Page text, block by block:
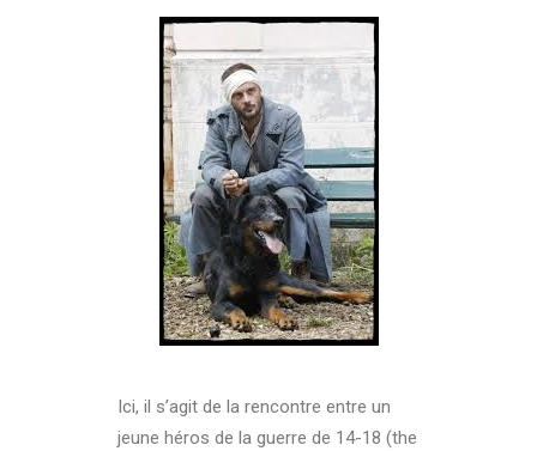
Ici, il s’agit de la rencontre entre un
jeune héros de la guerre de 14-18 (the